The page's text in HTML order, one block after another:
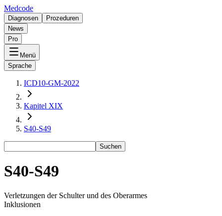
Medcode
Diagnosen
Prozeduren
News
Pro
Menü
Sprache
ICD10-GM-2022
Kapitel XIX
S40-S49
Suchen
S40-S49
Verletzungen der Schulter und des Oberarmes
Inklusionen